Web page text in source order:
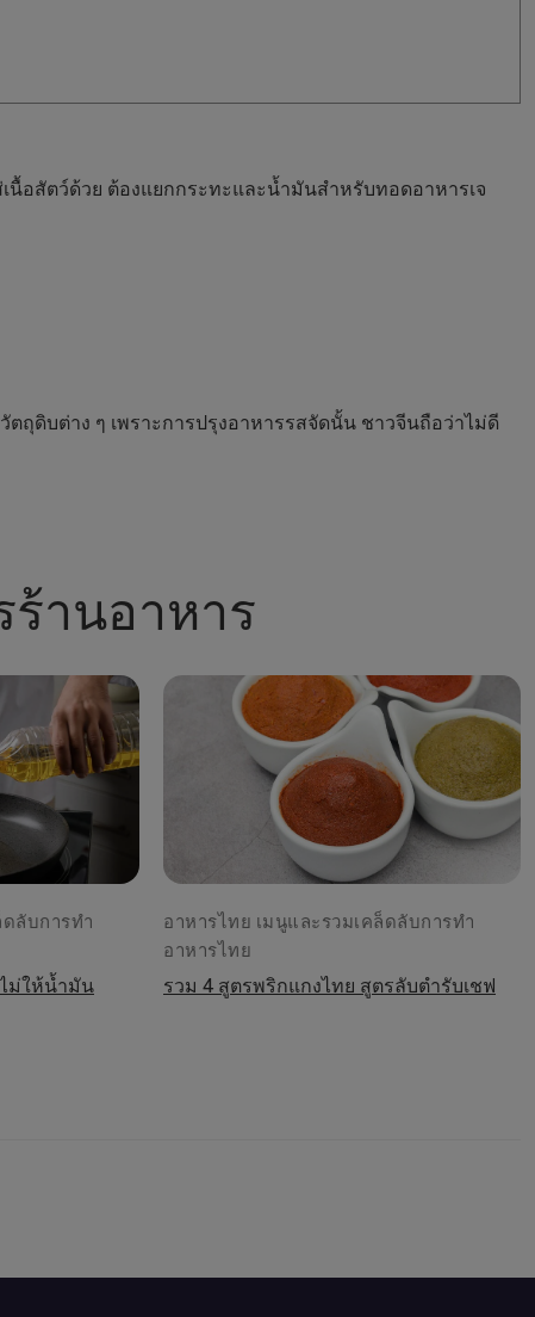
นื้อสัตว์ด้วย ต้องแยกกระทะและน้ำมันสำหรับทอดอาหารเจ
ถุดิบต่าง ๆ เพราะการปรุงอาหารรสจัดนั้น ชาวจีนถือว่าไม่ดี
ร้านอาหาร
ลับการทำ
ม่ให้น้ำมัน
อาหารไทย เมนูและรวมเคล็ดลับการทำ
อาหารไทย
รวม 4 สูตรพริกแกงไทย สูตรลับตำรับเชฟ